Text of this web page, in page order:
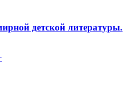
детской литературы.